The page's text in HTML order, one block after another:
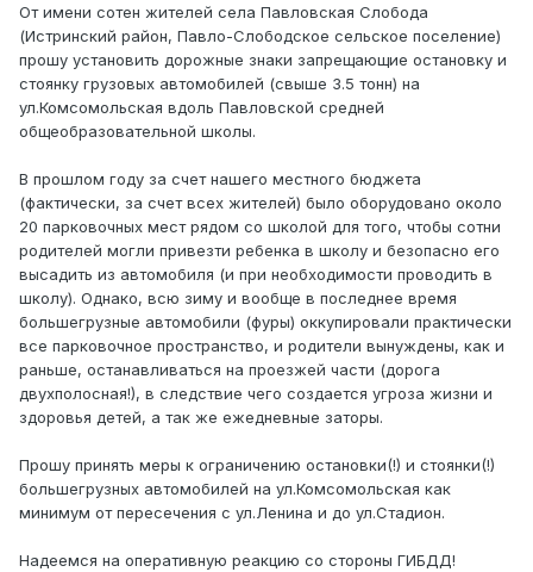
От имени сотен жителей села Павловская Слобода
(Истринский район, Павло-Слободское сельское поселение)
прошу установить дорожные знаки запрещающие остановку и
стоянку грузовых автомобилей (свыше 3.5 тонн) на
ул.Комсомольская вдоль Павловской средней
общеобразовательной школы.
В прошлом году за счет нашего местного бюджета
(фактически, за счет всех жителей) было оборудовано около
20 парковочных мест рядом со школой для того, чтобы сотни
родителей могли привезти ребенка в школу и безопасно его
высадить из автомобиля (и при необходимости проводить в
школу). Однако, всю зиму и вообще в последнее время
большегрузные автомобили (фуры) оккупировали практически
все парковочное пространство, и родители вынуждены, как и
раньше, останавливаться на проезжей части (дорога
двухполосная!), в следствие чего создается угроза жизни и
здоровья детей, а так же ежедневные заторы.
Прошу принять меры к ограничению остановки(!) и стоянки(!)
большегрузных автомобилей на ул.Комсомольская как
минимум от пересечения с ул.Ленина и до ул.Стадион.
Надеемся на оперативную реакцию со стороны ГИБДД!